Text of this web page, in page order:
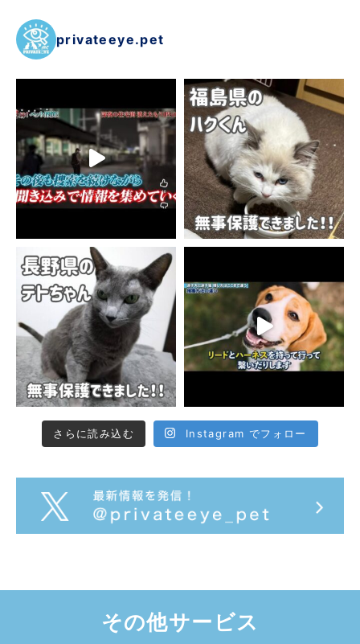
privateeye.pet
さらに読み込む Instagram でフォロー
その他サービス